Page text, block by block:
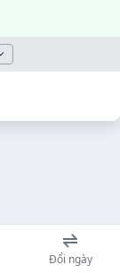
Đổi ngày